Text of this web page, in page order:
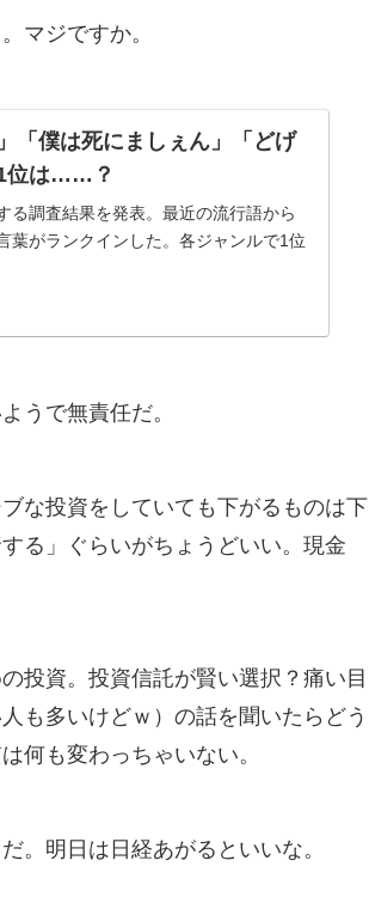
マジですか。
「僕は死にましぇん」「どげ
位は……？
る調査結果を発表。最近の流行語から
葉がランクインした。各ジャンルで1位
うで無責任だ。
な投資をしていても下がるものは下
る」ぐらいがちょうどいい。現金
投資。投資信託が賢い選択？痛い目
も多いけどｗ）の話を聞いたらどう
何も変わっちゃいない。
。明日は日経あがるといいな。